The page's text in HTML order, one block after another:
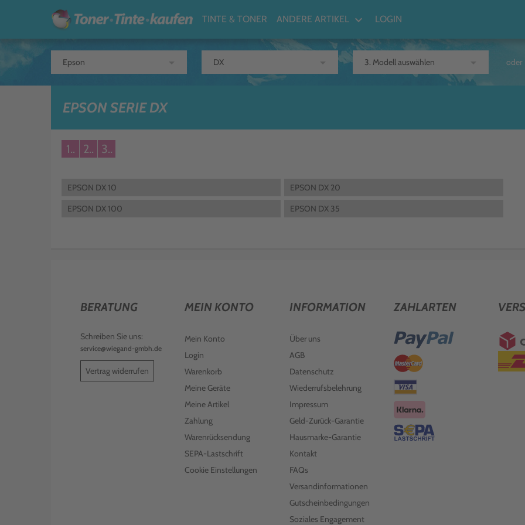
TINTE & TONER ANDERE ARTIKEL keyboard_arrow_down LOGIN
oder
EPSON SERIE DX
1.. 2.. 3..
EPSON DX 10
EPSON DX 100
EPSON DX 20
EPSON DX 35
BERATUNG
Schreiben Sie uns:
service@wiegand-gmbh.de
Vertrag widerrufen
MEIN KONTO
Mein Konto
Login
Warenkorb
Meine Geräte
Meine Artikel
Zahlung
Warenrücksendung
SEPA-Lastschrift
Cookie Einstellungen
INFORMATION
Über uns
AGB
Datenschutz
Wiederrufsbelehrung
Impressum
Geld-Zurück-Garantie
Hausmarke-Garantie
Kontakt
FAQs
Versandinformationen
Gutscheinbedingungen
Soziales Engagement
ZAHLARTEN